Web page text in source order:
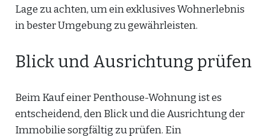
Lage zu achten, um ein exklusives Wohnerlebnis
in bester Umgebung zu gewährleisten.
Blick und Ausrichtung prüfen
Beim Kauf einer Penthouse-Wohnung ist es
entscheidend, den Blick und die Ausrichtung der
Immobilie sorgfältig zu prüfen. Ein